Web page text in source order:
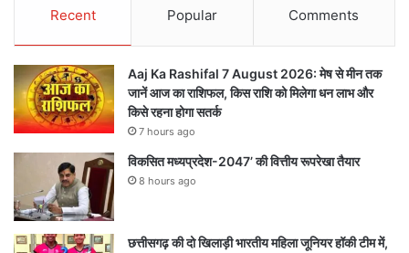
Recent Popular Comments
Aaj Ka Rashifal 7 August 2026: मेष से मीन तक
जानें आज का राशिफल, किस राशि को मिलेगा धन लाभ और
किसे रहना होगा सतर्क
7 hours ago
विकसित मध्यप्रदेश-2047’ की वित्तीय रूपरेखा तैयार
8 hours ago
छत्तीसगढ़ की दो खिलाड़ी भारतीय महिला जूनियर हॉकी टीम में,